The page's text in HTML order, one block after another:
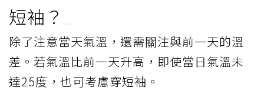
短袖？
除了注意當天氣溫，還需關注與前一天的溫
差。若氣溫比前一天升高，即使當日氣溫未
達25度，也可考慮穿短袖。